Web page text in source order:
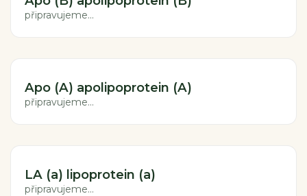
připravujeme...
Apo (A) apolipoprotein (A)
připravujeme...
LA (a) lipoprotein (a)
připravujeme...